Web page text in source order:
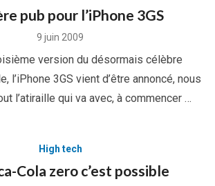
pub pour l’iPhone 3GS
Posted
9 juin 2009
version du désormais célèbre
l’iPhone 3GS vient d’être annoncé, nous
l’atiraille qui va avec, à commencer …
High tech
Cola zero c’est possible